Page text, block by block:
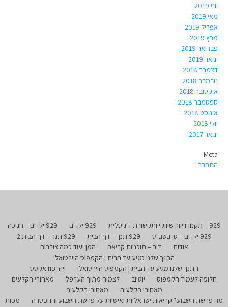
יוני 2019
מאי 2019
אפריל 2019
מרץ 2019
פברואר 2019
ינואר 2019
דצמבר 2018
נובמבר 2018
אוקטובר 2018
ספטמבר 2018
אוגוסט 2018
יולי 2018
ינואר 2017
Meta
התחבר
929 – תקנון דיוור שיווקי ותקשורת דיגיטלית 929 ילדים
929 ילדים – חנוכה
929 ילדים – טו בשב"ט
929 תנך – דף הבית
929 תנך – דף הבית 2
אודות
דור – תוכניות קריאה
המן ועוד כמה צוררים
התנך שלנו מגיע עד הבית | הקמפוס הוירטואלי
התנך שלנו מגיע עד הבית | הקמפוס הוירטואלי
ויהי פודאקסט
חלופה לעמוד הקמפוס
יוטיוב לצמוח מתוך הערפל
מאחורי הקלעים
מאחורי הקלעים
מאחורי הקלעים
מה פרשת השבוע? קריאות ישראליות ואישיות על פרשת השבוע וההפטרה
מפות